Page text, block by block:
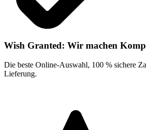
Wish Granted: Wir machen
Die beste Online-Auswahl, 100 % sichere
Lieferung.